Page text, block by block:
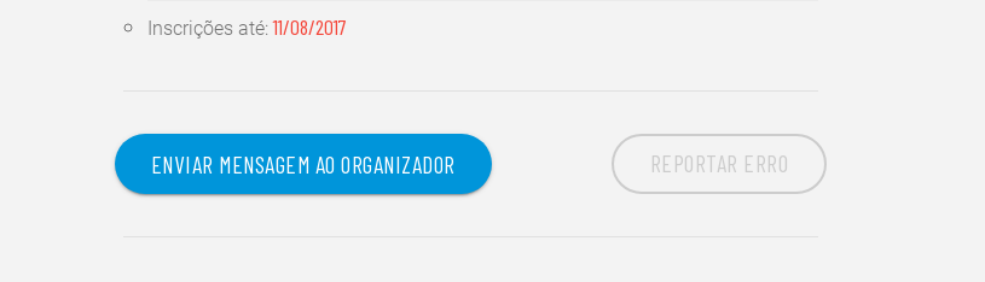
Inscrições até:11/08/2017
ENVIAR MENSAGEM AO ORGANIZADOR REPORTAR ERRO